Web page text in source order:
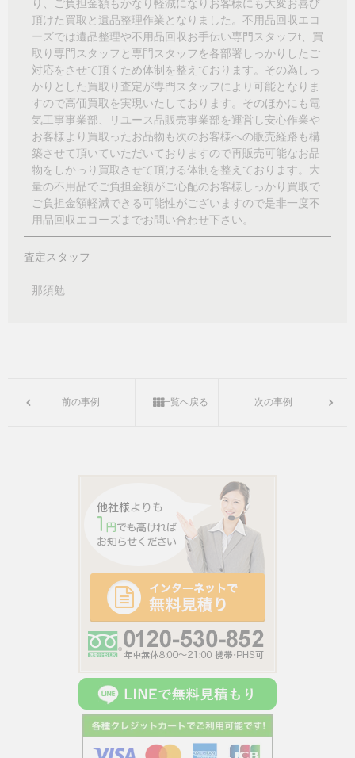
り、ご負担金額もかなり軽減になりお客様にも大変お喜び
頂けた買取と遺品整理作業となりました。不用品回収エコ
ーズでは遺品整理や不用品回収お手伝い専門スタッフt、買
取り専門スタッフと専門スタッフを各部署しっかりしたご
対応をさせて頂くため体制を整えております。その為しっ
かりとした買取り査定が専門スタッフにより可能となりま
すので高価買取を実現いたしております。そのほかにも電
気工事事業部、リユース品販売事業部を運営し安心作業や
お客様より買取ったお品物も次のお客様への販売経路も構
築させて頂いていただいておりますので再販売可能なお品
物をしかっり買取させて頂ける体制を整えております。大
量の不用品でご負担金額がご心配のお客様しっかり買取で
ご負担金額軽減できる可能性がございますので是非一度不
用品回収エコーズまでお問い合わせ下さい。
査定スタッフ
那須勉
前の事例 一覧へ戻る 次の事例